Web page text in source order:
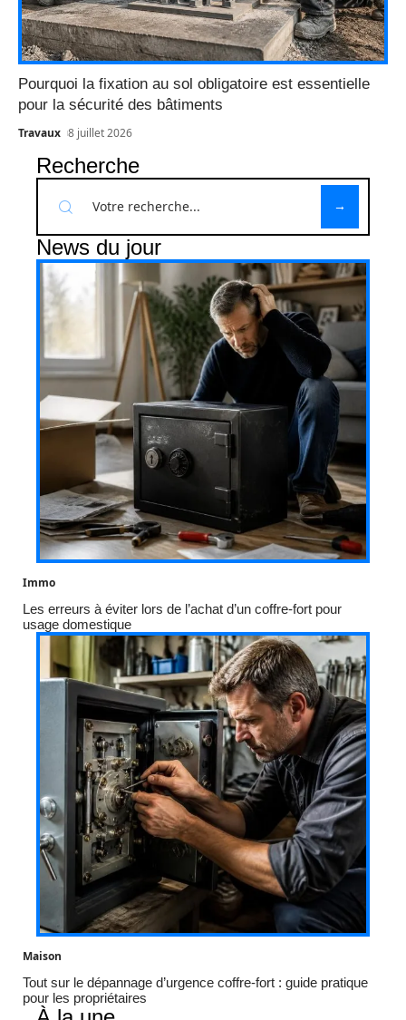
Pourquoi la fixation au sol obligatoire est essentielle
pour la sécurité des bâtiments
Travaux 8 juillet 2026
Recherche
News du jour
Immo
Les erreurs à éviter lors de l’achat d’un coffre-fort pour
usage domestique
Maison
Tout sur le dépannage d’urgence coffre-fort : guide pratique
pour les propriétaires